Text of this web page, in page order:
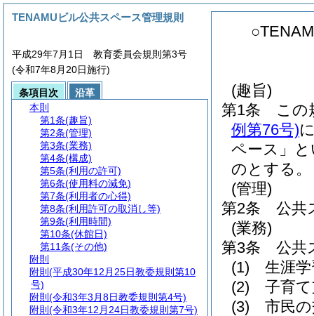
(趣旨)
第1条
この
例第76号)
ペース」
のとする。
(管理)
第2条
公共
(業務)
第3条
公共
(1)
生涯
(2)
子育
(3)
市民
TENAMUビル公共スペース管理規則
平成29年7月1日 教育委員会規則第3号
(令和7年8月20日施行)
条項目次
沿革
本則
第1条(趣旨)
第2条(管理)
第3条(業務)
第4条(構成)
第5条(利用の許可)
第6条(使用料の減免)
第7条(利用者の心得)
第8条(利用許可の取消し等)
第9条(利用時間)
第10条(休館日)
第11条(その他)
附則
附則 (平成30年12月25日教委規則第10
号)
附則 (令和3年3月8日教委規則第4号)
附則 (令和3年12月24日教委規則第7号)